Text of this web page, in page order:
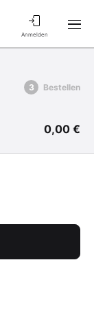
Anmelden
Bestellen
0,00 €